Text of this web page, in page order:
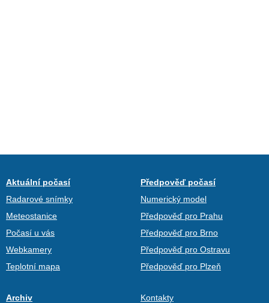
Aktuální počasí
Radarové snímky
Meteostanice
Počasí u vás
Webkamery
Teplotní mapa
Předpověď počasí
Numerický model
Předpověď pro Prahu
Předpověď pro Brno
Předpověď pro Ostravu
Předpověď pro Plzeň
Archiv Kontakty